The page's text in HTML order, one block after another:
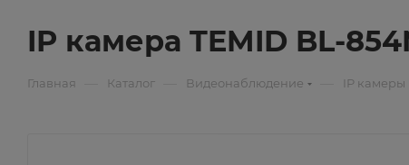
IP камера TEMID BL-
Главная Каталог Видеонаблюдение IP камеры